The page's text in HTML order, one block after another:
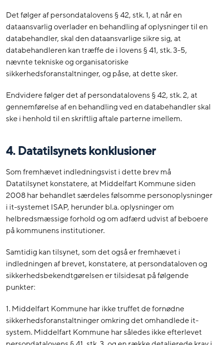
Det følger af persondatalovens § 42, stk. 1, at når en
dataansvarlig overlader en behandling af oplysninger til en
databehandler, skal den dataansvarlige sikre sig, at
databehandleren kan træffe de i lovens § 41, stk. 3-5,
nævnte tekniske og organisatoriske
sikkerhedsforanstaltninger, og påse, at dette sker.
Endvidere følger det af persondatalovens § 42, stk. 2, at
gennemførelse af en behandling ved en databehandler skal
ske i henhold til en skriftlig aftale parterne imellem.
4. Datatilsynets konklusioner
Som fremhævet indledningsvist i dette brev må
Datatilsynet konstatere, at Middelfart Kommune siden
2008 har behandlet særdeles følsomme personoplysninger
i it-systemet ISAP, herunder bl.a. oplysninger om
helbredsmæssige forhold og om adfærd udvist af beboere
på kommunens institutioner.
Samtidig kan tilsynet, som det også er fremhævet i
indledningen af brevet, konstatere, at persondataloven og
sikkerhedsbekendtgørelsen er tilsidesat på følgende
punkter:
1. Middelfart Kommune har ikke truffet de fornødne
sikkerhedsforanstaltninger omkring det omhandlede it-
system. Middelfart Kommune har således ikke efterlevet